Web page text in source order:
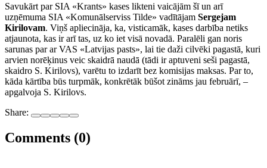
Savukārt par SIA «Krants» kases likteni vaicājām šī un arī
uzņēmuma SIA «Komunālserviss Tilde» vadītājam Sergejam
Kirilovam. Viņš apliecināja, ka, visticamāk, kases darbība netiks
atjaunota, kas ir arī tas, uz ko iet visā novadā. Paralēli gan noris
sarunas par ar VAS «Latvijas pasts», lai tie daži cilvēki pagastā, kuri
arvien norēķinus veic skaidrā naudā (tādi ir aptuveni seši pagastā,
skaidro S. Kirilovs), varētu to izdarīt bez komisijas maksas. Par to,
kāda kārtība būs turpmāk, konkrētāk būšot zināms jau februārī, –
apgalvoja S. Kirilovs.
Share:
Comments (0)